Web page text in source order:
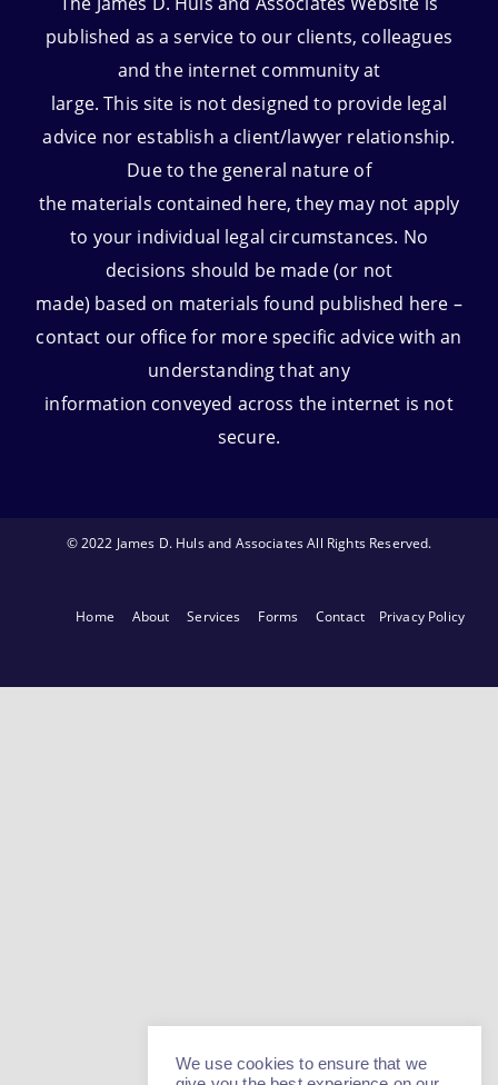
published as a service to our clients, colleagues
and the internet community at
large. This site is not designed to provide legal
advice nor establish a client/lawyer relationship.
Due to the general nature of
the materials contained here, they may not apply
to your individual legal circumstances. No
decisions should be made (or not
made) based on materials found published here –
contact our office for more specific advice with an
understanding that any
information conveyed across the internet is not
secure.
© 2022 James D. Huls and Associates All Rights Reserved.
Home About Services Forms Contact Privacy Policy
We use cookies to ensure that we